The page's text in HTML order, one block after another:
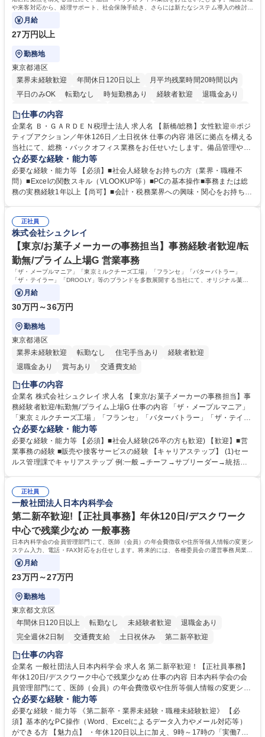
や来客対応から、経理サポート、社会保険手続き、さらには新たなシステム導入の検討ま
で、幅広く組織を支える役割です。
月給
27万円以上
勤務地
東京都港区
業界未経験歓迎
年間休日120日以上
月平均残業時間20時間以内
平日のみOK
転勤なし 時短勤務あり 経験者歓迎
退職金あり
賞与あり
完全週休2日制
服装自由
仕事の内容
企業名 Ｂ・ＧＡＲＤＥＮ税理士法人 求人名 【新橋/総務】女性歓迎※ポジ
ティブアクション／年休126日／土日祝休 仕事の内容 港区に拠点を構える
当社にて、総務・バックオフィス業務をお任せいたします。備品管理や来
客対応から、経理サポート、社会保険手続き、さらには新たなシステム導
入の検討まで、幅広く組織を支える役割です。 ■備品発注・在庫管理、郵
送物対応、電話・来客対応 ■金融機関への外出業務（入出金管理補助）、
福利厚生・社内イベントの運営管理 ■社内ルールの整備、職場環境の改善
社内新システムの導入検討・比較検証 募集職種 【新橋/総務】女性歓迎※
ポジティブアクション／年休126日／土日祝休
必要な経験・能力等
必要な経験・能力等 【必須】■社会人経験をお持ちの方（業界・職種不
問）■Excelの関数スキル（VLOOKUP等）■PCの基本操作■事務または総
務の実務経験1年以上【尚可】■会計・税務業界への興味・関心をお持ちの
ィブアクション 学歴・資格 学歴：大学院 大学 高専 短大 専修学校 高校 語
学力： 資格：
正社員
株式会社シュクレイ
【東京/お菓子メーカーの事務担当】事務経験者歓迎/転
勤無/プライム上場G 営業事務
「ザ・メープルマニア」「東京ミルクチーズ工場」「フランセ」「バターバトラー」
「ザ・テイラー」「DROOLY」等のブランドを多数展開する当社にて、オリジナル菓子
ブランド商品の事務業務をお任せいたします。
月給
30万円～36万円
勤務地
東京都港区
業界未経験歓迎
転勤なし 住宅手当あり
経験者歓迎
退職金あり
賞与あり 交通費支給
仕事の内容
企業名 株式会社シュクレイ 求人名 【東京/お菓子メーカーの事務担当】事
務経験者歓迎/転勤無/プライム上場G 仕事の内容 「ザ・メープルマニア」
「東京ミルクチーズ工場」「フランセ」「バターバトラー」「ザ・テイラ
ー」「DROOLY」等のブランドを多数展開する当社にて、オリジナル菓子
ブランド商品の事務業務をお任せいたします。 【具体的な業務内容】 ■店
舗からの発注受付/PC入力業務 ■受電対応(社内/社外) ■商品のマスター登
録 ■日々の売上抽出・報告 ■提携企業への書類送付業務 ■契約書管理業務
必要な経験・能力等
必要な経験・能力等 【必須】■社会人経験(26卒の方も歓迎) 【歓迎】■営
業事務の経験 ■販売や接客サービスの経験 【キャリアステップ】 (1)セー
ルス管理課でキャリアステップ 例:一般→チーフ→サブリーダー→統括リ
や個別面談を通してご自身のキャリアと向き合っていただき、会社として
もバックアップしていきます。 学歴・資格 学歴：大学院 大学 高専 短大
専修学校 高校 語学力： 資格：
正社員
一般社団法人日本内科学会
第二新卒歓迎!【正社員事務】年休120日/デスクワーク
中心で残業少なめ 一般事務
日本内科学会の会員管理部門にて、医師（会員）の年会費徴収や住所等個人情報の変更シ
ステム入力、電話・FAX対応をお任せします。将来的には、各種委員会の運営事務局業務
などにも幅広く携わっていただきます。
月給
23万円～27万円
勤務地
東京都文京区
年間休日120日以上
転勤なし 未経験者歓迎
退職金あり
完全週休2日制
交通費支給 土日祝休み 第二新卒歓迎
仕事の内容
企業名 一般社団法人日本内科学会 求人名 第二新卒歓迎！【正社員事務】
年休120日/デスクワーク中心で残業少なめ 仕事の内容 日本内科学会の会
員管理部門にて、医師（会員）の年会費徴収や住所等個人情報の変更シス
テム入力、電話・FAX対応をお任せします。将来的には、各種委員会の運
営事務局業務などにも幅広く携わっていただきます。 【会員管理・データ
入力業務】 ・医師（会員）の住所変更、個人情報のシステム登録・更新
・年会費の徴収管理や入金データの照合確認 【問い合わせ対応】 ・会員
必要な経験・能力等
必要な経験・能力等 《第二新卒・業界未経験・職種未経験歓迎》 【必
須】基本的なPC操作（Word、Excelによるデータ入力やメール対応等）
ができる方 【魅力点】 ・年休120日以上に加え、9時～17時の「実働7時